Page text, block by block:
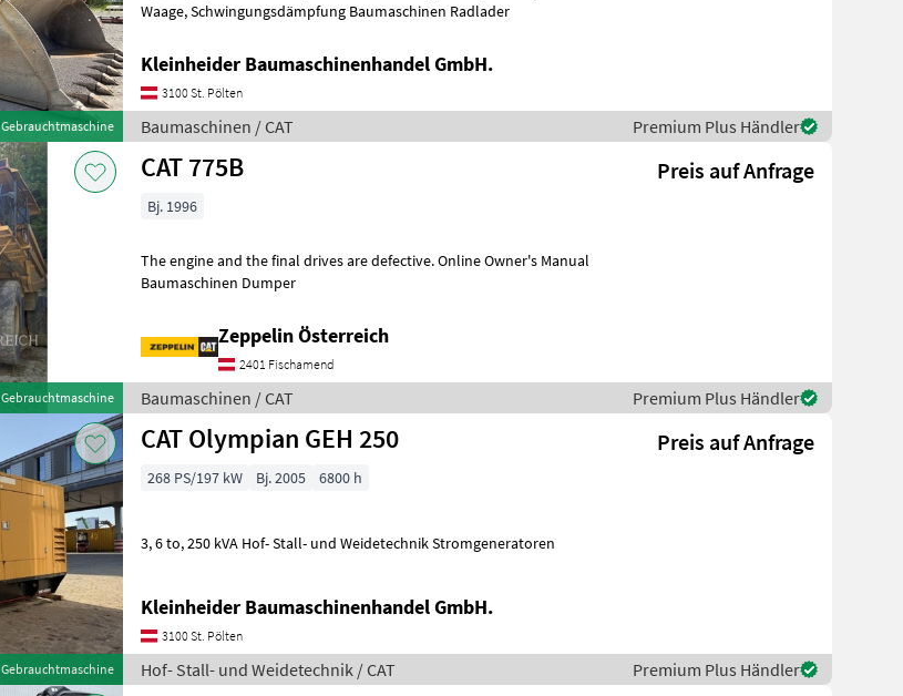
Gebrauchtmaschine
Waage, Schwingungsdämpfung Baumaschinen Radlader
Kleinheider Baumaschinenhandel GmbH.
3100 St. Pölten
Baumaschinen / CAT Premium Plus Händler
Gebrauchtmaschine
CAT 775B Preis auf Anfrage
Bj. 1996
The engine and the final drives are defective. Online Owner's Manual
Baumaschinen Dumper
Zeppelin Österreich
2401 Fischamend
Baumaschinen / CAT Premium Plus Händler
Gebrauchtmaschine
CAT Olympian GEH 250 Preis auf Anfrage
268 PS/197 kW Bj. 2005 6800 h
3, 6 to, 250 kVA Hof- Stall- und Weidetechnik Stromgeneratoren
Kleinheider Baumaschinenhandel GmbH.
3100 St. Pölten
Hof- Stall- und Weidetechnik / CAT Premium Plus Händler